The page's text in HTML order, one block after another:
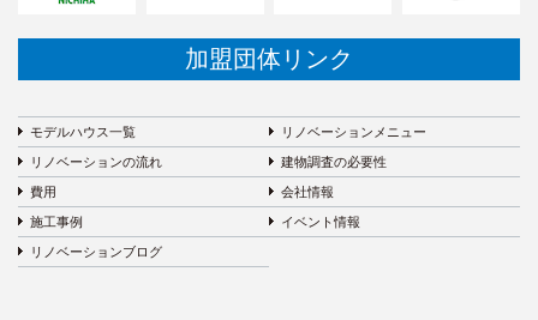
加盟団体リンク
モデルハウス一覧 リノベーションメニュー
リノベーションの流れ 建物調査の必要性
費用 会社情報
施工事例 イベント情報
リノベーションブログ